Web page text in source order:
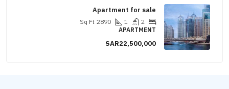
Apartment for sale
2
1
2890
Sq Ft
APARTMENT
SAR22,500,000